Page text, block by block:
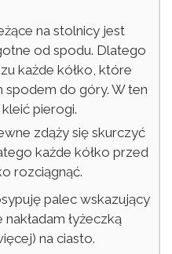
na stolnicy jest
od spodu. Dlatego
każde kółko, które
spodem do góry. W ten
pierogi.
zdąży się skurczyć
każde kółko przed
rozciągnąć.
palec wskazujący
łyżeczką
na ciasto.